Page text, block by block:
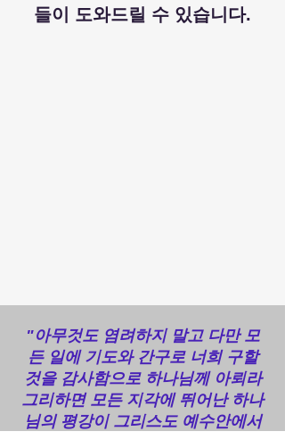
들이 도와드릴 수 있습니다.
"아무것도 염려하지 말고 다만 모
든 일에 기도와 간구로 너희 구할
것을 감사함으로 하나님께 아뢰라
그리하면 모든 지각에 뛰어난 하나
님의 평강이 그리스도 예수안에서